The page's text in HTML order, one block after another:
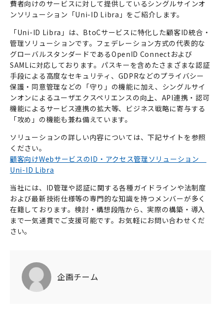
費者向けのサービスに対して提供しているシングルサインオ
ンソリューション「Uni-ID Libra 」をご紹介します。
「Uni-ID Libra 」は、 BtoCサービスに特化した顧客ID統合・
管理ソリューションです。フェデレーション方式の代表的な
グローバルスタンダードであるOpenID Connect および
SAML に対応しております。パスキーを含めたさまざまな認証
手段による高度なセキュリティ、 GDPRなどのプライバシー
保護・同意管理などの「守り」の機能に加え、シングルサイ
ンオンによるユーザエクスペリエンスの向上、 API連携・認可
機能によるサービス連携の拡大等、ビジネス戦略に寄与する
「攻め」の機能も兼ね備えています。
ソリューションの詳しい内容については、下記サイトを参照
ください。
顧客向けWebサービスのID ・アクセス管理ソリューション
Uni-ID Libra
当社には、 ID管理や認証に関する各種ガイドラインや法制度
および最新技術仕様等の専門的な知識を持つメンバーが多く
在籍しております。検討・構想段階から、実際の構築・導入
まで一気通貫でご支援可能です。お気軽にお問い合わせくだ
さい。
企画チーム